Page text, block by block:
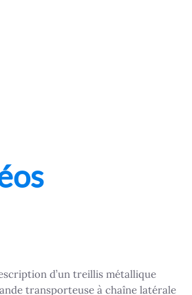
d’un treillis métallique
transporteuse à chaîne latérale